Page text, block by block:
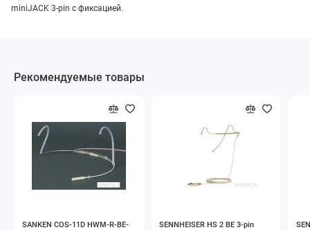
miniJACK 3-pin с фиксацией.
Рекомендуемые товары
SANKEN COS-11D HWM-R-BE-
SENNHEISER HS 2 BE 3-pin